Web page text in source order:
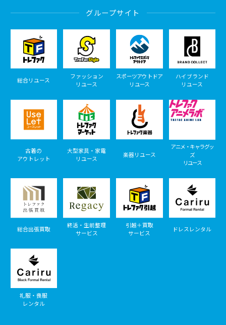
グループサイト
総合リユース
ファッション
リユース
スポーツアウトドア
リユース
ハイブランド
リユース
古着の
アウトレット
大型家具・家電
リユース
楽器リユース
アニメ・キャラグッ
ズ
リユース
総合出張買取
終活・生前整理
サービス
引越＋買取
サービス
ドレスレンタル
礼服・喪服
レンタル